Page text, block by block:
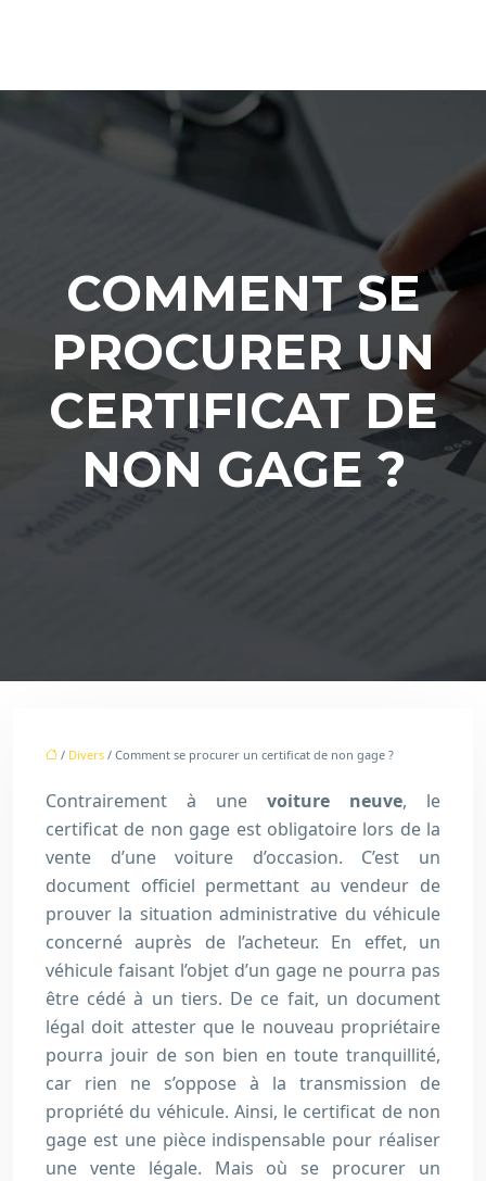
COMMENT SE
PROCURER UN
CERTIFICAT DE
NON GAGE ?
/ Divers / Comment se procurer un certificat de non gage ?
Contrairement à une voiture neuve, le
certificat de non gage est obligatoire lors de la
vente d’une voiture d’occasion. C’est un
document officiel permettant au vendeur de
prouver la situation administrative du véhicule
concerné auprès de l’acheteur. En effet, un
véhicule faisant l’objet d’un gage ne pourra pas
être cédé à un tiers. De ce fait, un document
légal doit attester que le nouveau propriétaire
pourra jouir de son bien en toute tranquillité,
car rien ne s’oppose à la transmission de
propriété du véhicule. Ainsi, le certificat de non
gage est une pièce indispensable pour réaliser
une vente légale. Mais où se procurer un